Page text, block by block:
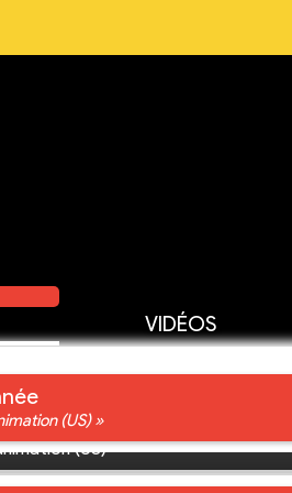
VIDÉOS
(US) »
(US)